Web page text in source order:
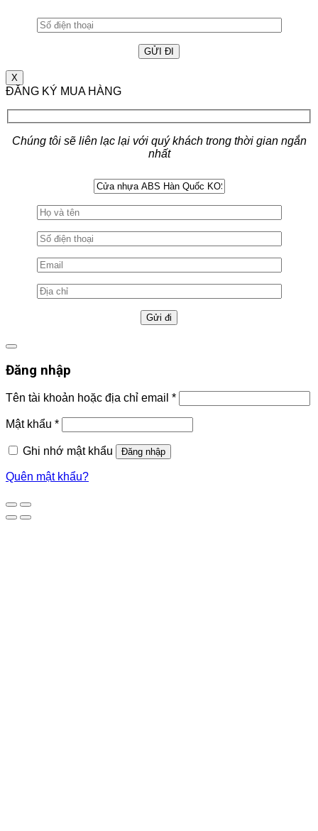
X
ĐĂNG KÝ MUA HÀNG
Chúng tôi sẽ liên lạc lại với quý khách trong thời gian ngắn
nhất
Đăng nhập
Tên tài khoản hoặc địa chỉ email *
Mật khẩu *
Ghi nhớ mật khẩu Đăng nhập
Quên mật khẩu?